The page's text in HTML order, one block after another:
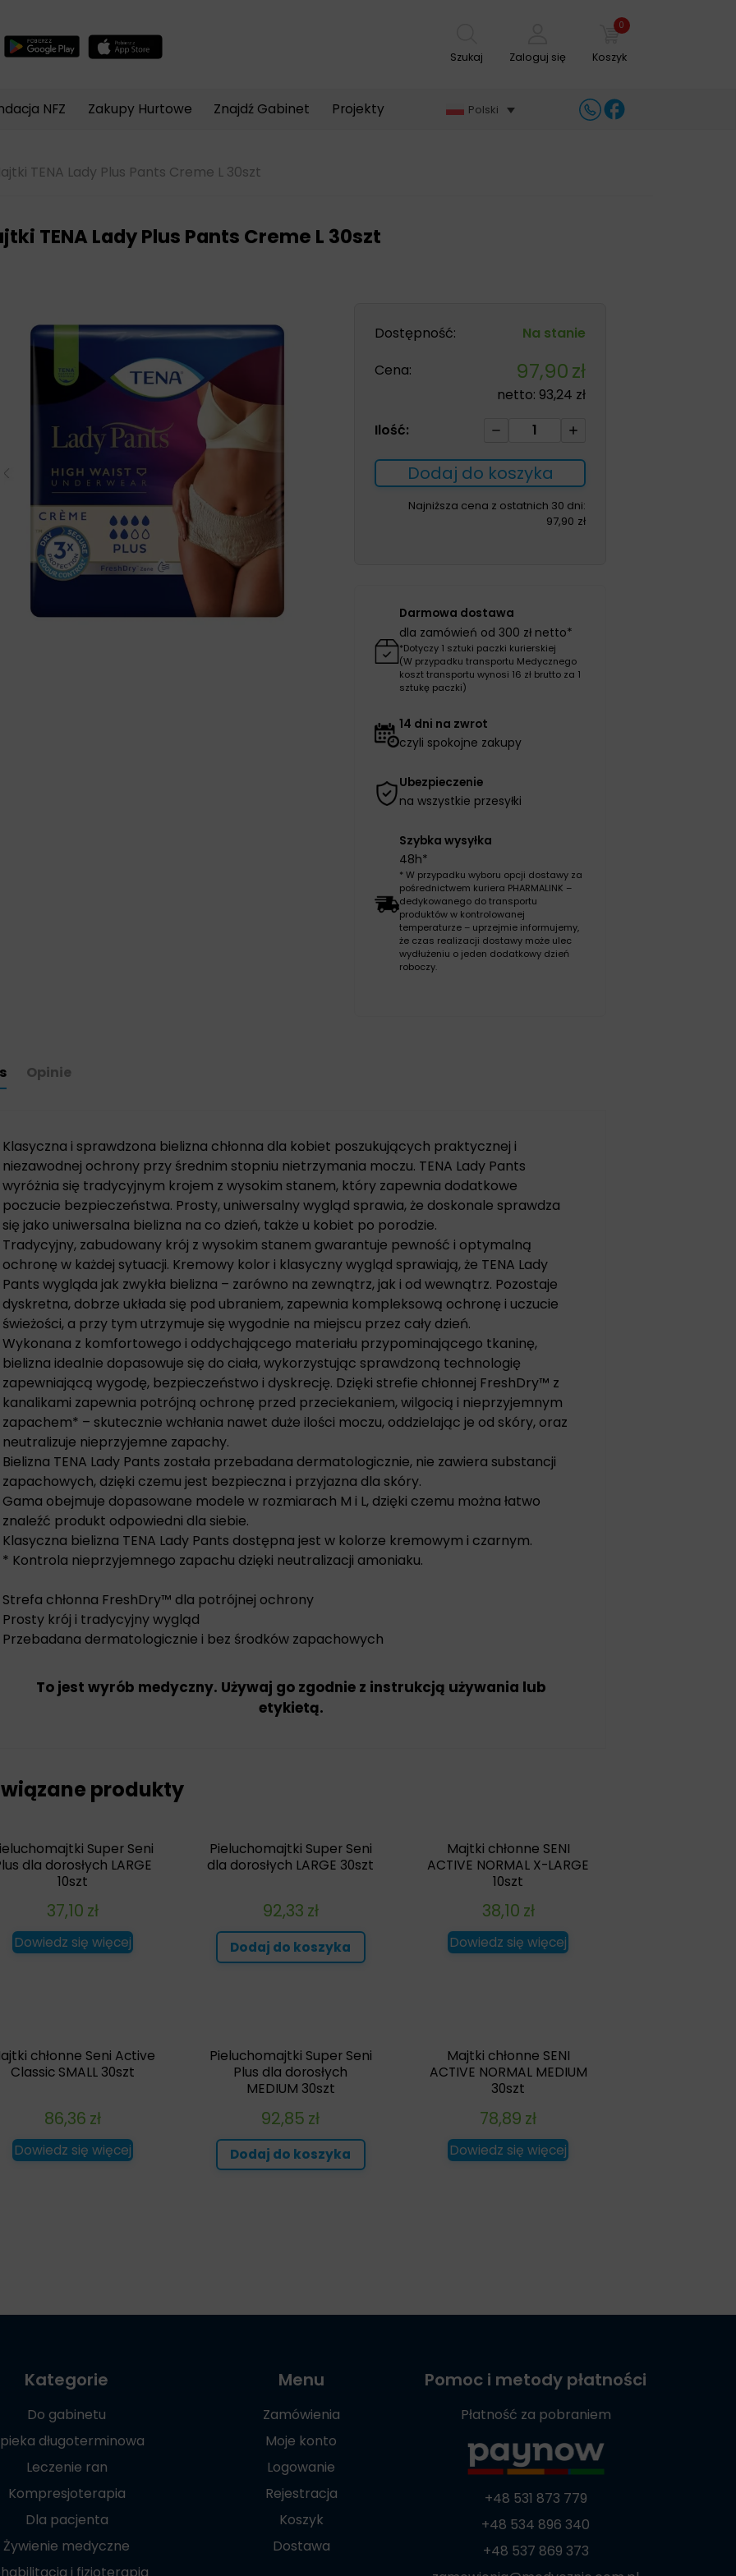
Szukaj Zaloguj się
0
Koszyk
NFZ Zakupy Hurtowe Znajdź Gabinet Projekty Polski
TENA Lady Plus Pants Creme L 30szt
TENA Lady Plus Pants Creme L 30szt
Dostępność:
Na stanie
Cena:
97,90zł
netto: 93,24 zł
Ilość:
ilość
TENA
Lady
Plus
Dodaj do koszyka
Najniższa cena z ostatnich 30 dni:
97,90 zł
Darmowa dostawa
dla zamówień od 300 zł netto*
*Dotyczy 1 sztuki paczki kurierskiej
(W przypadku transportu Medycznego
koszt transportu wynosi 16 zł brutto za 1
sztukę paczki)
14 dni na zwrot
czyli spokojne zakupy
Ubezpieczenie
na wszystkie przesyłki
Szybka wysyłka
48h*
* W przypadku wyboru opcji dostawy za
pośrednictwem kuriera PHARMALINK –
dedykowanego do transportu
produktów w kontrolowanej
temperaturze – uprzejmie informujemy,
że czas realizacji dostawy może ulec
wydłużeniu o jeden dodatkowy dzień
roboczy.
Opinie
Klasyczna i sprawdzona bielizna chłonna dla kobiet poszukujących praktycznej i
niezawodnej ochrony przy średnim stopniu nietrzymania moczu. TENA Lady Pants
wyróżnia się tradycyjnym krojem z wysokim stanem, który zapewnia dodatkowe
poczucie bezpieczeństwa. Prosty, uniwersalny wygląd sprawia, że doskonale sprawdza
się jako uniwersalna bielizna na co dzień, także u kobiet po porodzie.
Tradycyjny, zabudowany krój z wysokim stanem gwarantuje pewność i optymalną
ochronę w każdej sytuacji. Kremowy kolor i klasyczny wygląd sprawiają, że TENA Lady
Pants wygląda jak zwykła bielizna – zarówno na zewnątrz, jak i od wewnątrz. Pozostaje
dyskretna, dobrze układa się pod ubraniem, zapewnia kompleksową ochronę i uczucie
świeżości, a przy tym utrzymuje się wygodnie na miejscu przez cały dzień.
Wykonana z komfortowego i oddychającego materiału przypominającego tkaninę,
bielizna idealnie dopasowuje się do ciała, wykorzystując sprawdzoną technologię
zapewniającą wygodę, bezpieczeństwo i dyskrecję. Dzięki strefie chłonnej FreshDry™ z
kanalikami zapewnia potrójną ochronę przed przeciekaniem, wilgocią i nieprzyjemnym
zapachem* – skutecznie wchłania nawet duże ilości moczu, oddzielając je od skóry, oraz
neutralizuje nieprzyjemne zapachy.
Bielizna TENA Lady Pants została przebadana dermatologicznie, nie zawiera substancji
zapachowych, dzięki czemu jest bezpieczna i przyjazna dla skóry.
Gama obejmuje dopasowane modele w rozmiarach M i L, dzięki czemu można łatwo
znaleźć produkt odpowiedni dla siebie.
Klasyczna bielizna TENA Lady Pants dostępna jest w kolorze kremowym i czarnym.
* Kontrola nieprzyjemnego zapachu dzięki neutralizacji amoniaku.
Strefa chłonna FreshDry™ dla potrójnej ochrony
Prosty krój i tradycyjny wygląd
Przebadana dermatologicznie i bez środków zapachowych
To jest wyrób medyczny. Używaj go zgodnie z instrukcją używania lub
etykietą.
produkty
Super Seni
dla dorosłych LARGE
10szt
37,10 zł
Dowiedz się więcej
Pieluchomajtki Super Seni
dla dorosłych LARGE 30szt
92,33 zł
Dodaj do koszyka
Majtki chłonne SENI
ACTIVE NORMAL X-LARGE
10szt
38,10 zł
Dowiedz się więcej
chłonne Seni Active
Classic SMALL 30szt
86,36 zł
Dowiedz się więcej
Pieluchomajtki Super Seni
Plus dla dorosłych
MEDIUM 30szt
92,85 zł
Dodaj do koszyka
Majtki chłonne SENI
ACTIVE NORMAL MEDIUM
30szt
78,89 zł
Dowiedz się więcej
Kategorie
Do gabinetu
długoterminowa
Leczenie ran
Kompresjoterapia
Dla pacjenta
Żywienie medyczne
Menu
Zamówienia
Moje konto
Logowanie
Rejestracja
Koszyk
Dostawa
Pomoc i metody płatności
Płatność za pobraniem
+48 531 873 779
+48 534 896 340
+48 537 869 373